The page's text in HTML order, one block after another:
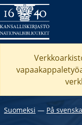
Suomeksi ― På svenska